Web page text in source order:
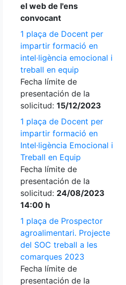
el web de l'ens
convocant
1 plaça de Docent per
impartir formació en
intel·ligència emocional i
treball en equip
Fecha límite de
presentación de la
solicitud: 15/12/2023
1 plaça de Docent per
impartir formació en
Intel·ligència Emocional i
Treball en Equip
Fecha límite de
presentación de la
solicitud: 24/08/2023
14:00 h
1 plaça de Prospector
agroalimentari. Projecte
del SOC treball a les
comarques 2023
Fecha límite de
presentación de la